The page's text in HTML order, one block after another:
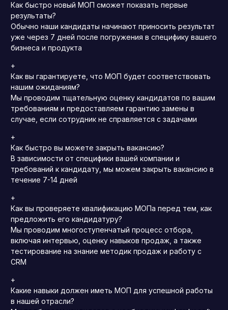
Как быстро новый МОП сможет показать первые
результаты?
Обычно наши кандидаты начинают приносить результат
уже через 7 дней после погружения в специфику вашего
бизнеса и продукта
+
Как вы гарантируете, что МОП будет соответствовать
нашим ожиданиям?
Мы проводим тщательную оценку кандидатов по вашим
требованиям и предоставляем гарантию замены в
случае, если сотрудник не справляется с задачами
+
Как быстро вы можете закрыть вакансию?
В зависимости от специфики вашей компании и
требований к кандидату, мы можем закрыть вакансию в
течение 7-14 дней
+
Как вы проверяете квалификацию МОПа перед тем, как
предложить его кандидатуру?
Мы проводим многоступенчатый процесс отбора,
включая интервью, оценку навыков продаж, а также
тестирование на знание методик продаж и работу с
CRM
+
Какие навыки должен иметь МОП для успешной работы
в нашей отрасли?